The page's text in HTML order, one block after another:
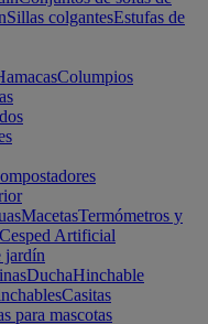
Sillas colgantesEstufas de
Columpios
MacetasTermómetros y
Cesped Artificial
jardín
DuchaHinchable
Casitas
para mascotas